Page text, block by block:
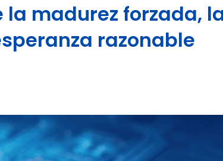
la madurez forzada,
razonable